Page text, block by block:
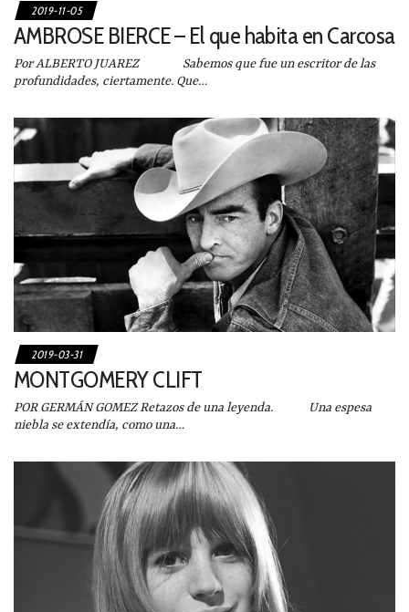
2019-11-05
AMBROSE BIERCE – El que habita en Carcosa
Por ALBERTO JUAREZ Sabemos que fue un escritor de las
profundidades, ciertamente. Que…
2019-03-31
MONTGOMERY CLIFT
POR GERMÁN GOMEZ Retazos de una leyenda. Una espesa
niebla se extendía, como una…